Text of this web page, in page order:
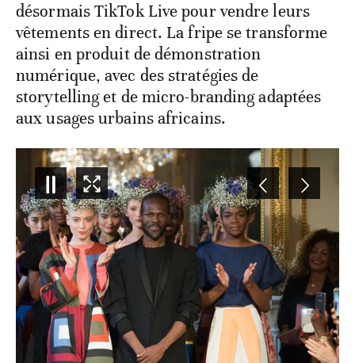
désormais TikTok Live pour vendre leurs
vêtements en direct. La fripe se transforme
ainsi en produit de démonstration
numérique, avec des stratégies de
storytelling et de micro-branding adaptées
aux usages urbains africains.